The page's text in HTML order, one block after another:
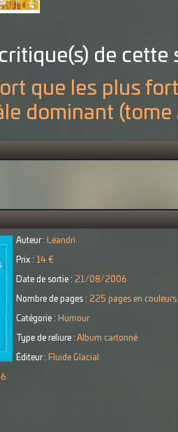
de cette
que les plus
dominant (tome
Auteur : Léandri
Prix : 14 €
Date de sortie : 21/08/2006
Nombre de pages : 225 pages en couleurs
Catégorie : Humour
Type de reliure : Album cartonné
Éditeur : Fluide Glacial